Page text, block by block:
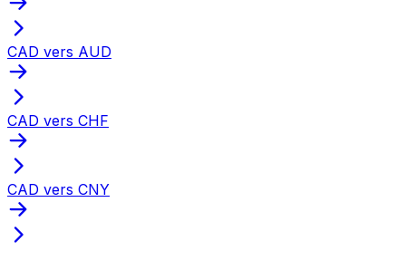
CAD vers AUD
CAD vers CHF
CAD vers CNY